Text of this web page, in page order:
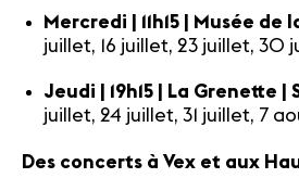
Mercredi | 11h15 | Musée de
juillet, 16 juillet, 23 juillet, 30
Jeudi | 19h15 | La Grenette |
juillet, 24 juillet, 31 juillet, 7
Des concerts à Vex et aux